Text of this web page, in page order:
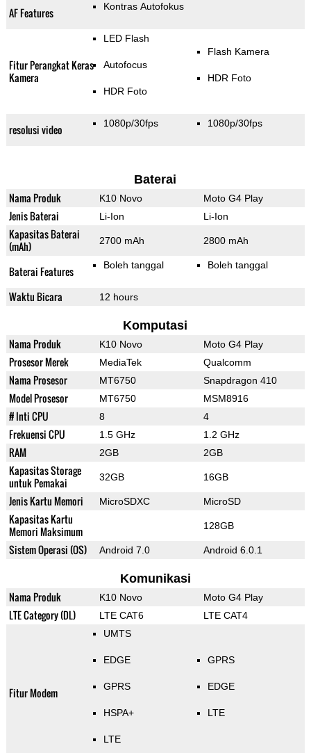
AF Features Kontras Autofokus
Fitur Perangkat Keras
Kamera
LED Flash
Autofocus
HDR Foto
Flash Kamera
HDR Foto
resolusi video 1080p/30fps 1080p/30fps
Baterai
Nama Produk K10 Novo Moto G4 Play
Jenis Baterai Li-Ion Li-Ion
Kapasitas Baterai
(mAh)
2700 mAh 2800 mAh
Baterai Features Boleh tanggal Boleh tanggal
Waktu Bicara 12 hours
Komputasi
Nama Produk K10 Novo Moto G4 Play
Prosesor Merek MediaTek Qualcomm
Nama Prosesor MT6750 Snapdragon 410
Model Prosesor MT6750 MSM8916
# Inti CPU 8 4
Frekuensi CPU 1.5 GHz 1.2 GHz
RAM 2GB 2GB
Kapasitas Storage
untuk Pemakai
32GB 16GB
Jenis Kartu Memori MicroSDXC MicroSD
Kapasitas Kartu
Memori Maksimum
128GB
Sistem Operasi (OS) Android 7.0 Android 6.0.1
Komunikasi
Nama Produk K10 Novo Moto G4 Play
LTE Category (DL) LTE CAT6 LTE CAT4
Fitur Modem
UMTS
EDGE
GPRS
HSPA+
LTE
GPRS
EDGE
LTE